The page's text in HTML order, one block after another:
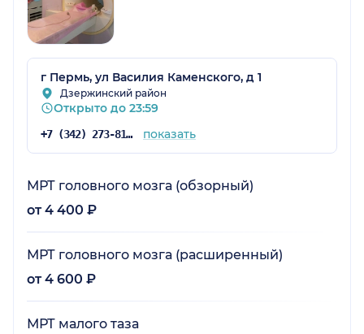
г Пермь, ул Василия Каменского, д 1
Дзержинский район
Открыто до 23:59
+7 (342) 273-81-95 показать
МРТ головного мозга (обзорный)
от 4 400 ₽
МРТ головного мозга (расширенный)
от 4 600 ₽
МРТ малого таза